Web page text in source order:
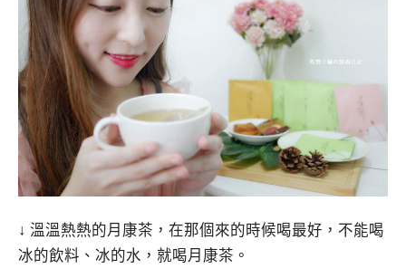
↓ 溫溫熱熱的月康茶，在那個來的時候喝最好，不能喝
冰的飲料、冰的水，就喝月康茶。